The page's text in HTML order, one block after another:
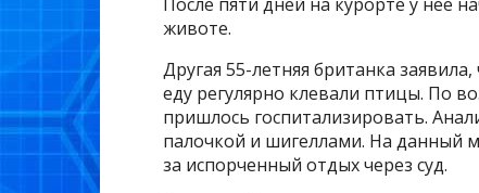
животе.
Другая 55-летняя британка
еду регулярно клевали птицы. По
пришлось госпитализировать.
палочкой и шигеллами. На данный
за испорченный отдых через суд.